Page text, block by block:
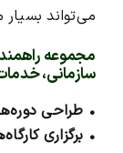
می‌تواند
مجموعه
سازمانی،
• طراحی
• برگزاری